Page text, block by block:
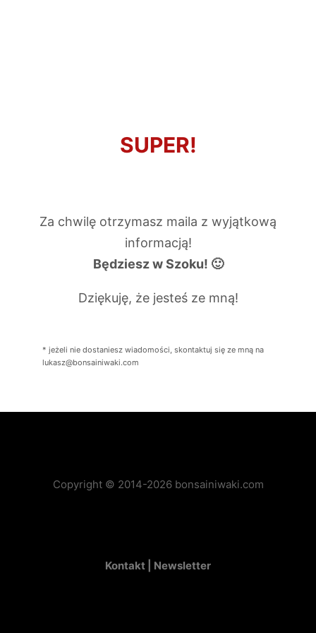
SUPER!
Za chwilę otrzymasz maila z wyjątkową
informacją!
Będziesz w Szoku! 🙂
Dziękuję, że jesteś ze mną!
* jeżeli nie dostaniesz wiadomości, skontaktuj się ze mną na
lukasz@bonsainiwaki.com
Copyright © 2014-2026 bonsainiwaki.com
Kontakt | Newsletter